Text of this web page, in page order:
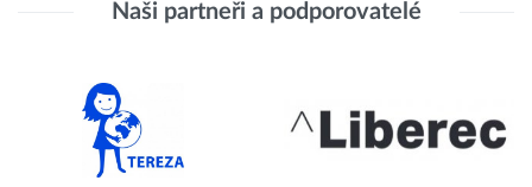
Naši partneři a podporovatelé